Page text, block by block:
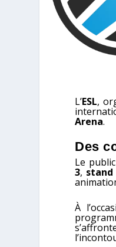
L’ESL,
Arena.
Des
Le
3, stand
À